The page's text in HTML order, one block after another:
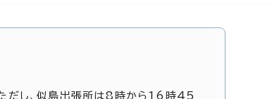
し、似島出張所は8時から16時45